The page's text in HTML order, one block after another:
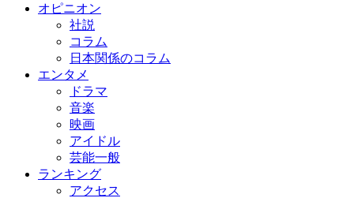
オピニオン
社説
コラム
日本関係のコラム
エンタメ
ドラマ
音楽
映画
アイドル
芸能一般
ランキング
アクセス